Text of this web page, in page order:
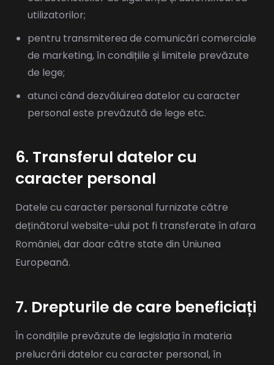
utilizatorilor;
pentru transmiterea de comunicări comerciale
de marketing, în condițiile și limitele prevăzute
de lege;
atunci când dezvăluirea datelor cu caracter
personal este prevăzută de lege etc.
6. Transferul datelor cu
caracter personal
Datele cu caracter personal furnizate către
deținătorul website-ului pot fi transferate în afara
României, dar doar către state din Uniunea
Europeană.
7. Drepturile de care beneficiați
În condițiile prevăzute de legislația în materia
prelucrării datelor cu caracter personal, în